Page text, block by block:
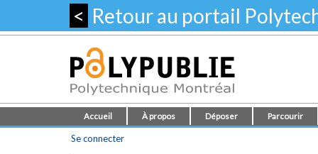
< Retour au portail
Accueil À propos Déposer Parcourir
Se connecter